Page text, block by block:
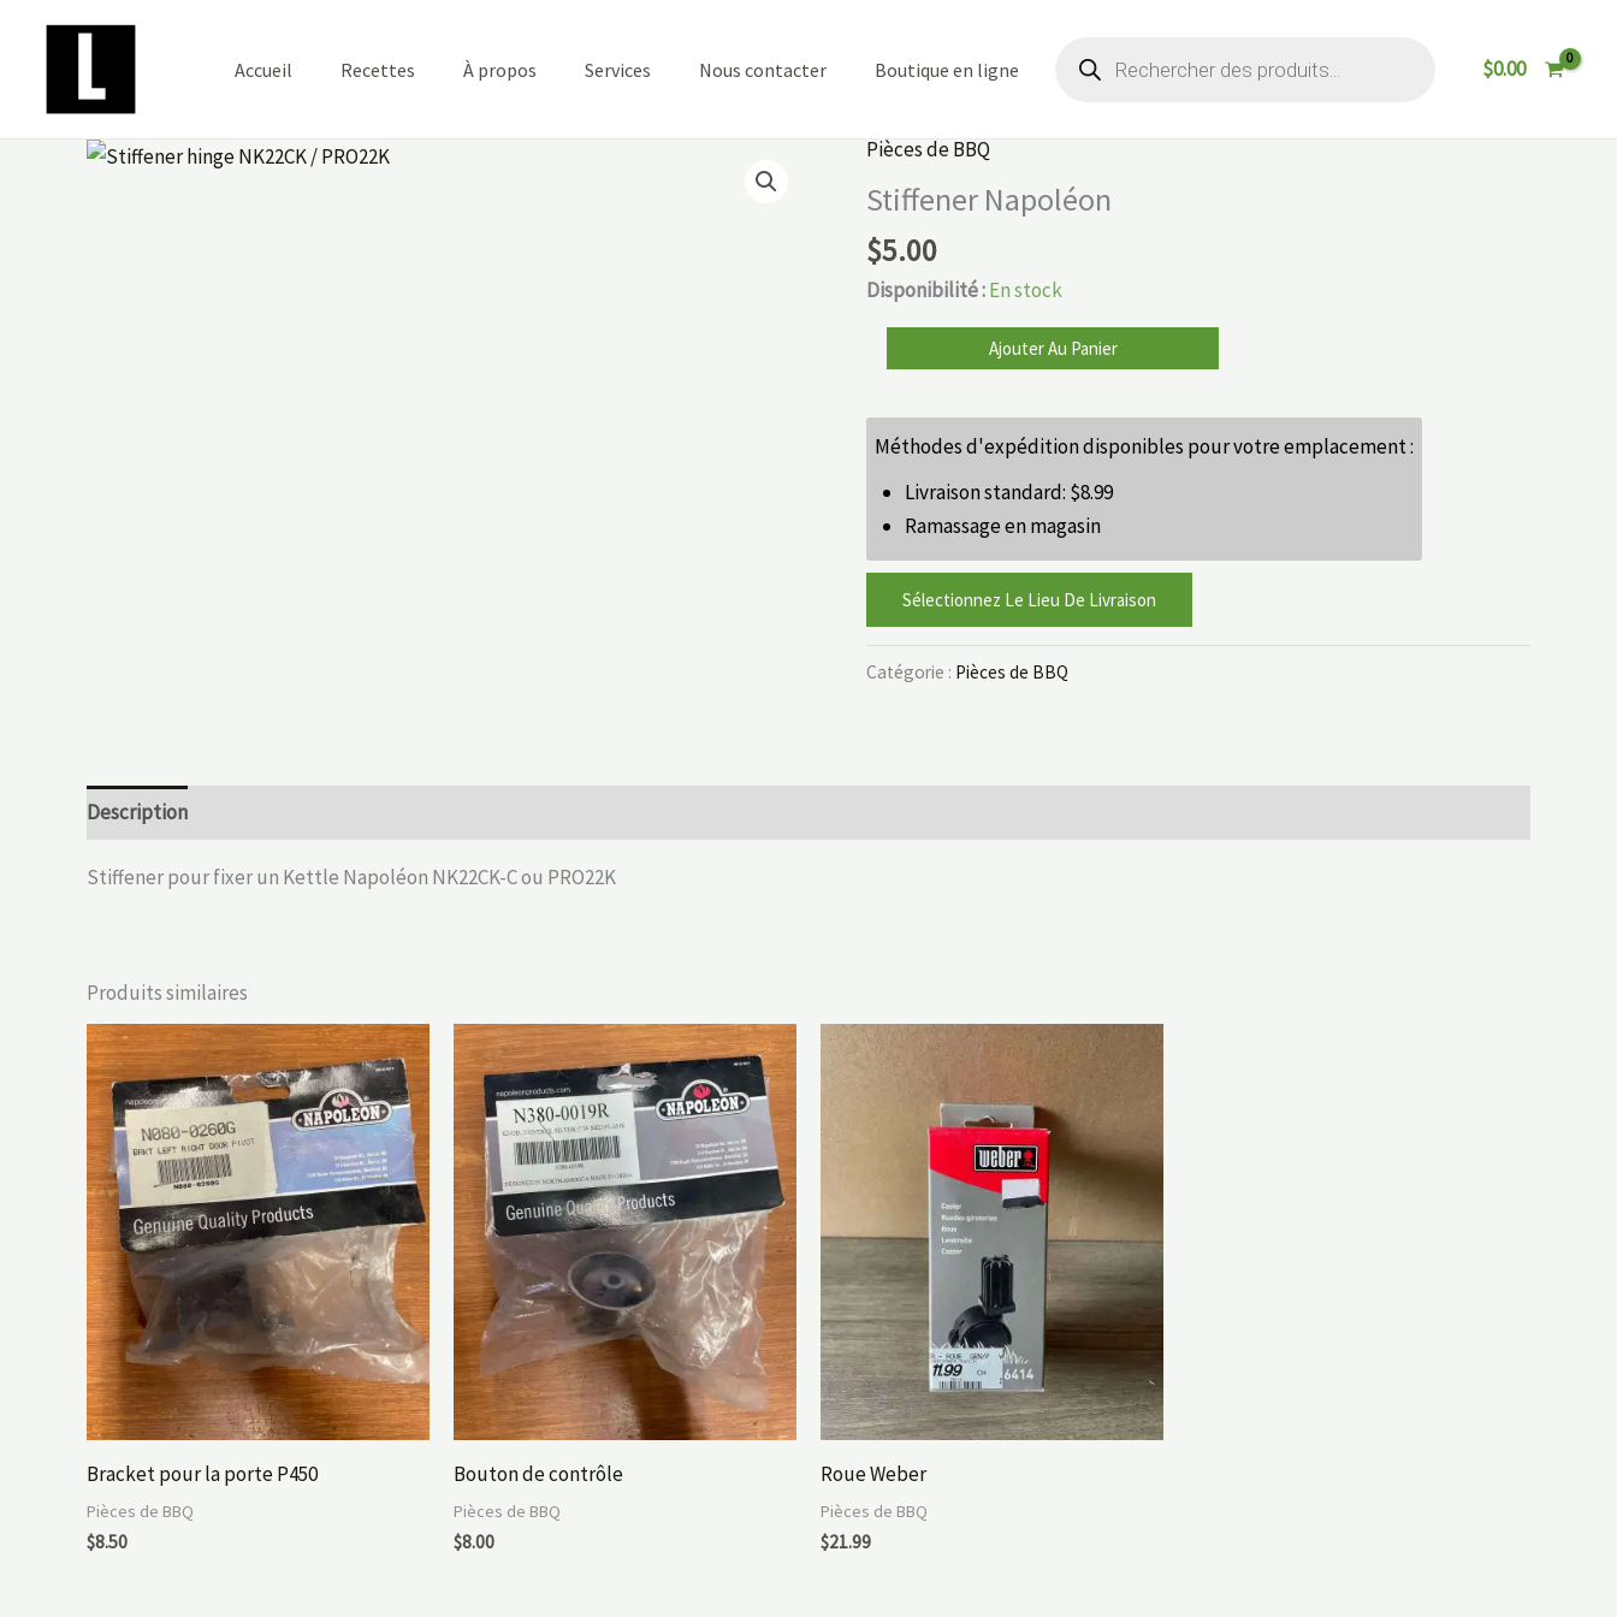
Accueil Recettes À propos Services Nous contacter Boutique en ligne produits $0.00
Pièces de BBQ
Stiffener Napoléon
$5.00
Disponibilité :En stock
quantité
de
Napoléon
Ajouter Au Panier
Méthodes d'expédition disponibles pour votre emplacement :
Livraison standard: $8.99
Ramassage en magasin
Sélectionnez Le Lieu De Livraison
Catégorie : Pièces de BBQ
Description
Stiffener pour fixer un Kettle Napoléon NK22CK-C ou PRO22K
Produits similaires
Bracket pour la porte P450
Pièces de BBQ
$8.50
Bouton de contrôle
Pièces de BBQ
$8.00
Roue Weber
Pièces de BBQ
$21.99